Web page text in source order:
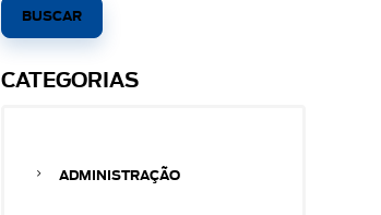
CATEGORIAS
ADMINISTRAÇÃO